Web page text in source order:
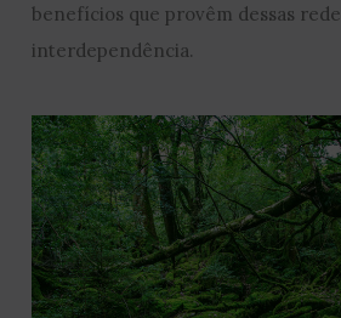
benefícios que provêm dessas
interdependência.